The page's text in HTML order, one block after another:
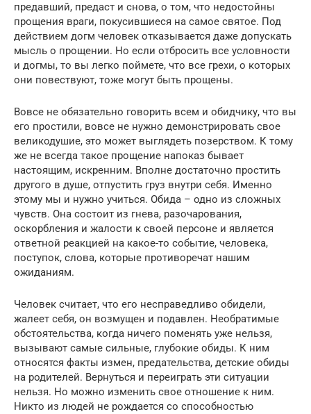
предавший, предаст и снова, о том, что недостойны
прощения враги, покусившиеся на самое святое. Под
действием догм человек отказывается даже допускать
мысль о прощении. Но если отбросить все условности
и догмы, то вы легко поймете, что все грехи, о которых
они повествуют, тоже могут быть прощены.
Вовсе не обязательно говорить всем и обидчику, что вы
его простили, вовсе не нужно демонстрировать свое
великодушие, это может выглядеть позерством. К тому
же не всегда такое прощение напоказ бывает
настоящим, искренним. Вполне достаточно простить
другого в душе, отпустить груз внутри себя. Именно
этому мы и нужно учиться. Обида – одно из сложных
чувств. Она состоит из гнева, разочарования,
оскорбления и жалости к своей персоне и является
ответной реакцией на какое-то событие, человека,
поступок, слова, которые противоречат нашим
ожиданиям.
Человек считает, что его несправедливо обидели,
жалеет себя, он возмущен и подавлен. Необратимые
обстоятельства, когда ничего поменять уже нельзя,
вызывают самые сильные, глубокие обиды. К ним
относятся факты измен, предательства, детские обиды
на родителей. Вернуться и переиграть эти ситуации
нельзя. Но можно изменить свое отношение к ним.
Никто из людей не рождается со способностью